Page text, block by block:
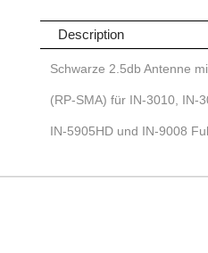
Description
Schwarze 2.5db Antenne
(RP-SMA) für IN-3010, IN-
IN-5905HD und IN-9008